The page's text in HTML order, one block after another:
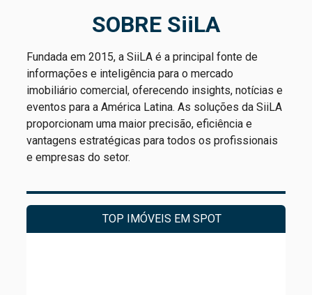
SOBRE SiiLA
Fundada em 2015, a SiiLA é a principal fonte de
informações e inteligência para o mercado
imobiliário comercial, oferecendo insights, notícias e
eventos para a América Latina. As soluções da SiiLA
proporcionam uma maior precisão, eficiência e
vantagens estratégicas para todos os profissionais
e empresas do setor.
TOP IMÓVEIS EM SPOT